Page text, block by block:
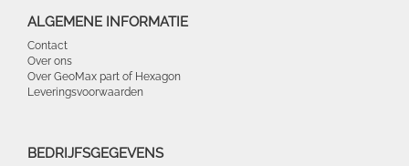
ALGEMENE INFORMATIE
Contact
Over ons
Over GeoMax part of Hexagon
Leveringsvoorwaarden
BEDRIJFSGEGEVENS